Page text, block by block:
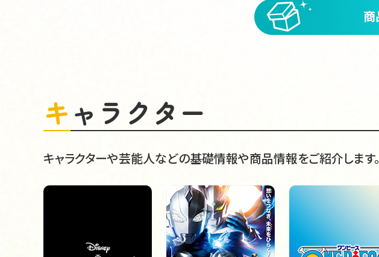
キャラクター
キャラクターや芸能人などの基礎情報や商品情報をご紹介します。